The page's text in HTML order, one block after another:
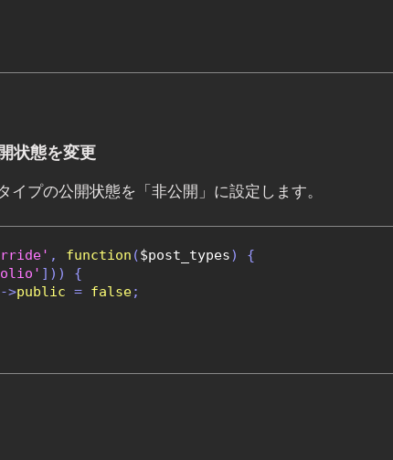
状態を変更
プの公開状態を「非公開」に設定します。
, function ($post_types)
{
]))
{
>public = false;